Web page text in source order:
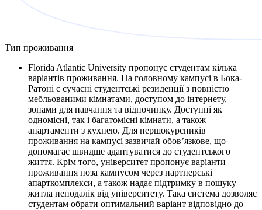
Тип проживання
Florida Atlantic University пропонує студентам кілька
варіантів проживання. На головному кампусі в Бока-
Ратоні є сучасні студентські резиденції з повністю
мебльованими кімнатами, доступом до інтернету,
зонами для навчання та відпочинку. Доступні як
одномісні, так і багатомісні кімнати, а також
апартаменти з кухнею. Для першокурсників
проживання на кампусі зазвичай обов’язкове, що
допомагає швидше адаптуватися до студентського
життя. Крім того, університет пропонує варіанти
проживання поза кампусом через партнерські
апарткомплекси, а також надає підтримку в пошуку
житла неподалік від університету. Така система дозволяє
студентам обрати оптимальний варіант відповідно до